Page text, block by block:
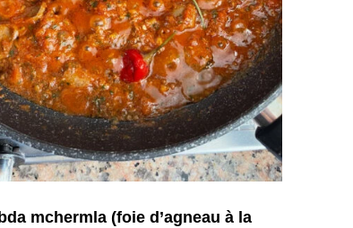
mchermla (foie d’agneau à la